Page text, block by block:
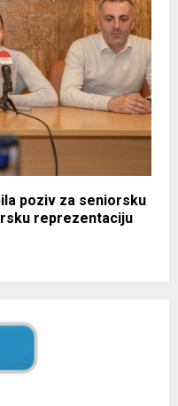
poziv za seniorsku
reprezentaciju